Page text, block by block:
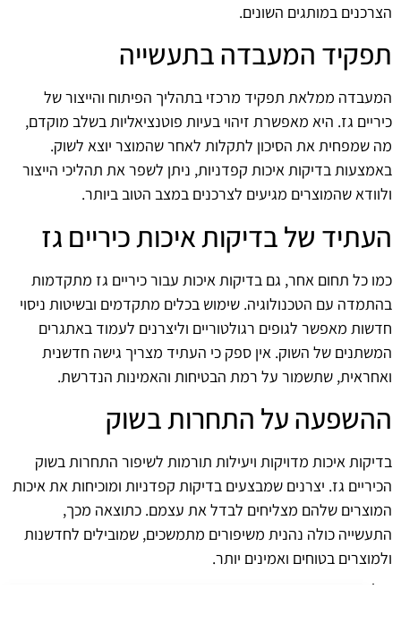
הצרכנים במותגים השונים.
תפקיד המעבדה בתעשייה
המעבדה ממלאת תפקיד מרכזי בתהליך הפיתוח והייצור של
כיריים גז. היא מאפשרת זיהוי בעיות פוטנציאליות בשלב מוקדם,
מה שמפחית את הסיכון לתקלות לאחר שהמוצר יוצא לשוק.
באמצעות בדיקות איכות קפדניות, ניתן לשפר את תהליכי הייצור
ולוודא שהמוצרים מגיעים לצרכנים במצב הטוב ביותר.
העתיד של בדיקות איכות כיריים גז
כמו כל תחום אחר, גם בדיקות איכות עבור כיריים גז מתקדמות
בהתמדה עם הטכנולוגיה. שימוש בכלים מתקדמים ובשיטות ניסוי
חדשות מאפשר לגופים רגולטוריים וליצרנים לעמוד באתגרים
המשתנים של השוק. אין ספק כי העתיד מצריך גישה חדשנית
ואחראית, שתשמור על רמת הבטיחות והאמינות הנדרשת.
ההשפעה על התחרות בשוק
בדיקות איכות מדויקות ויעילות תורמות לשיפור התחרות בשוק
הכיריים גז. יצרנים שמבצעים בדיקות קפדניות ומוכיחות את איכות
המוצרים שלהם מצליחים לבדל את עצמם. כתוצאה מכך,
התעשייה כולה נהנית משיפורים מתמשכים, שמובילים לחדשנות
ולמוצרים בטוחים ואמינים יותר.